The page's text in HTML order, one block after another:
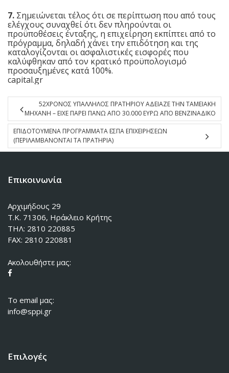
7. Σημειώνεται τέλος ότι σε περίπτωση που από τους
ελέγχους συναχθεί ότι δεν πληρούνται οι
προϋποθέσεις ένταξης, η επιχείρηση εκπίπτει από το
πρόγραμμα, δηλαδή χάνει την επιδότηση και της
καταλογίζονται οι ασφαλιστικές εισφορές που
καλύφθηκαν από τον κρατικό προϋπολογισμό
προσαυξημένες κατά 100%.
capital.gr
52ΧΡΟΝΟΣ ΥΠΑΛΛΗΛΟΣ ΠΡΑΤΗΡΙΟΥ ΑΔΕΙΑΖΕ ΤΗΝ ΤΑΜΕΙΑΚΗ
ΜΗΧΑΝΗ – ΕΙΧΕ ΠΑΡΕΙ ΠΑΝΩ ΑΠΟ 30.000 ΕΥΡΩ ΑΠΟ ΒΕΝΖΙΝΑΔΙΚΟ
ΕΠΙΔΟΤΟΥΜΕΝΑ ΠΡΟΓΡΑΜΜΑΤΑ ΕΣΠΑ ΕΠΙΧΕΙΡΗΣΕΩΝ
(ΠΕΡΙΛΑΜΒΑΝΟΝΤΑΙ ΤΑ ΠΡΑΤΗΡΙΑ)
Επικοινωνία
Αρχιμήδους 29
Τ.Κ. 71306, Ηράκλειο Κρήτης
ΤΗΛ: 2810 220885
FAX: 2810 220881
Ακολουθήστε μας:
To email μας:
info@sppi.gr
Επιλογές